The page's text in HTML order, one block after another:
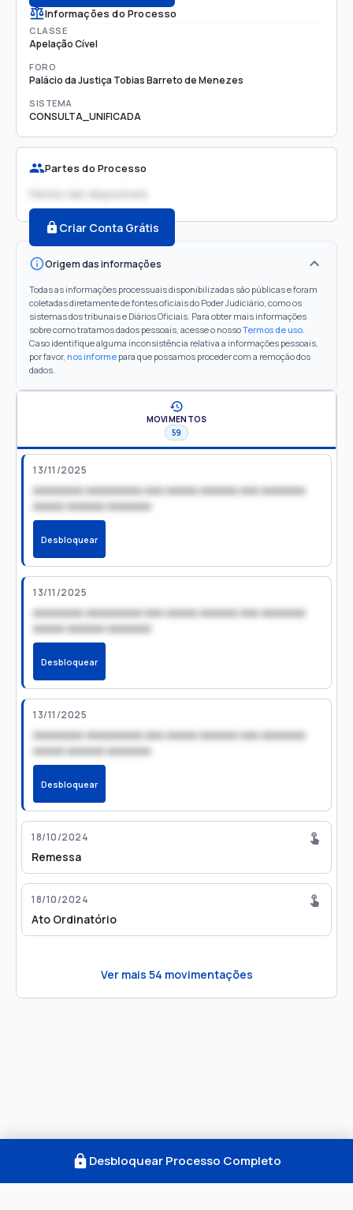
Informações do Processo
CLASSE
Apelação Cível
FORO
Palácio da Justiça Tobias Barreto de Menezes
SISTEMA
CONSULTA_UNIFICADA
Partes do Processo
Partes não disponíveis
Criar Conta Grátis
Origem das informações
Todas as informações processuais disponibilizadas são públicas e foram
coletadas diretamente de fontes oficiais do Poder Judiciário, como os
sistemas dos tribunais e Diários Oficiais. Para obter mais informações
sobre como tratamos dados pessoais, acesse o nossoTermos de uso.
Caso identifique alguma inconsistência relativa a informações pessoais,
por favor, nos informe para que possamos proceder com a remoção dos
dados.
MOVIMENTOS
59
13/11/2025
xxxxxxxx xxxxxxxxx xxx xxxxx xxxxxx xxx xxxxxxx
xxxxx xxxxxx xxxxxxx
Desbloquear
13/11/2025
xxxxxxxx xxxxxxxxx xxx xxxxx xxxxxx xxx xxxxxxx
xxxxx xxxxxx xxxxxxx
Desbloquear
13/11/2025
xxxxxxxx xxxxxxxxx xxx xxxxx xxxxxx xxx xxxxxxx
xxxxx xxxxxx xxxxxxx
Desbloquear
18/10/2024
Remessa
18/10/2024
Ato Ordinatório
Ver mais 54 movimentações
Desbloquear Processo Completo